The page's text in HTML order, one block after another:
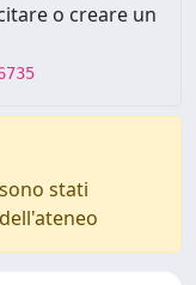
o creare un
stati